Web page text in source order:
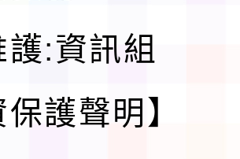
:資訊組
保護聲明】